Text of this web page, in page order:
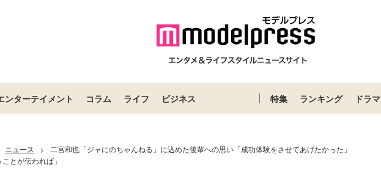
ンターテイメント コラム ライフ ビジネス 特集 ランキング ドラマ
ニュース >
二宮和也「ジャにのちゃんねる」に込めた後輩への思い「成功体験をさせてあげたかった」
とが伝われば」